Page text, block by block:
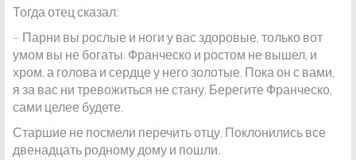
Тогда отец сказал:
– Парни вы рослые и ноги у вас здоровые, только вот
умом вы не богаты. Франческо и ростом не вышел, и
хром, а голова и сердце у него золотые. Пока он с вами,
я за вас ни тревожиться не стану. Берегите Франческо,
сами целее будете.
Старшие не посмели перечить отцу. Поклонились все
двенадцать родному дому и пошли.